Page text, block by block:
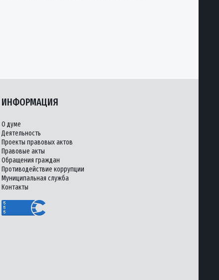
ИНФОРМАЦИЯ
О думе
Деятельность
Проекты правовых актов
Правовые акты
Обращения граждан
Противодействие коррупции
Муниципальная служба
Контакты